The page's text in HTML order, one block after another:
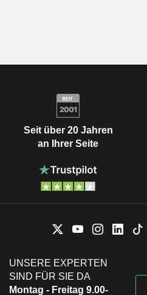
Seit über 20 Jahren
an Ihrer Seite
UNSERE EXPERTEN
SIND FÜR SIE DA
Montag - Freitag 9.00-